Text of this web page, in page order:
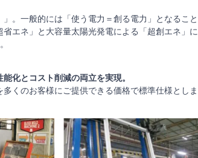
。一般的には「使う電力＝創る電力」となること
エネ」と大容量太陽光発電による「超創エネ」に
化とコスト削減の両立を実現。
くのお客様にご提供できる価格で標準仕様としま